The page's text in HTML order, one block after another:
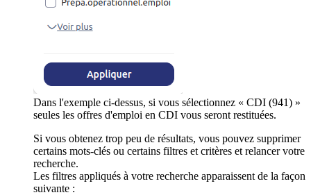
Dans l'exemple ci-dessus, si vous sélectionnez « CDI (941) »
seules les offres d'emploi en CDI vous seront restituées.
Si vous obtenez trop peu de résultats, vous pouvez supprimer
certains mots-clés ou certains filtres et critères et relancer votre
recherche.
Les filtres appliqués à votre recherche apparaissent de la façon
suivante :